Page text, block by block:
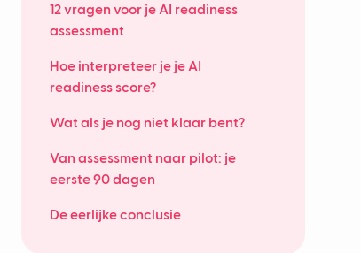
12 vragen voor je AI readiness
assessment
Hoe interpreteer je je AI
readiness score?
Wat als je nog niet klaar bent?
Van assessment naar pilot: je
eerste 90 dagen
De eerlijke conclusie